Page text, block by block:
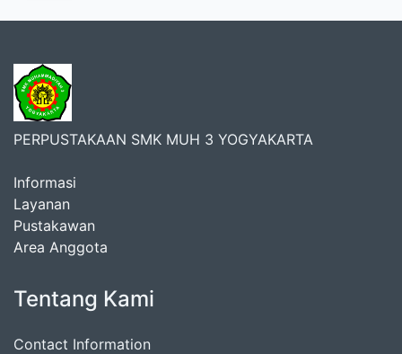
PERPUSTAKAAN SMK MUH 3 YOGYAKARTA
Informasi
Layanan
Pustakawan
Area Anggota
Tentang Kami
Contact Information